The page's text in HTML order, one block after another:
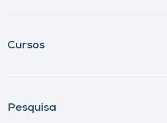
Cursos
Pesquisa